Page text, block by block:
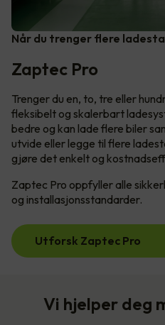
Når du trenger flere
Zaptec Pro
Trenger du en, to, tre eller
fleksibelt og skalerbart
bedre og kan lade flere biler
utvide eller legge til flere
gjøre det enkelt og
Zaptec Pro oppfyller alle
og installasjonsstandarder.
Utforsk Zaptec Pro
Vi hjelper deg